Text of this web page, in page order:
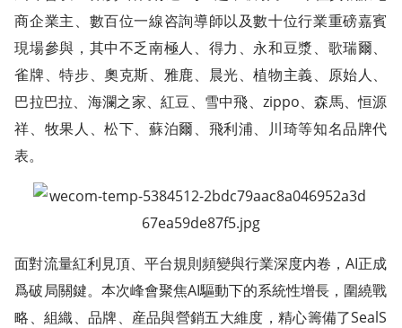
商企業主、數百位一線咨詢導師以及數十位行業重磅嘉賓
現場參與，其中不乏南極人、得力、永和豆漿、歌瑞爾、
雀牌、特步、奧克斯、雅鹿、晨光、植物主義、原始人、
巴拉巴拉、海瀾之家、紅豆、雪中飛、zippo、森馬、恒源
祥、牧果人、松下、蘇泊爾、飛利浦、川琦等知名品牌代
表。
面對流量紅利見頂、平台規則頻變與行業深度内卷，AI正成
爲破局關鍵。本次峰會聚焦AI驅動下的系統性增長，圍繞戰
略、組織、品牌、産品與營銷五大維度，精心籌備了SealS